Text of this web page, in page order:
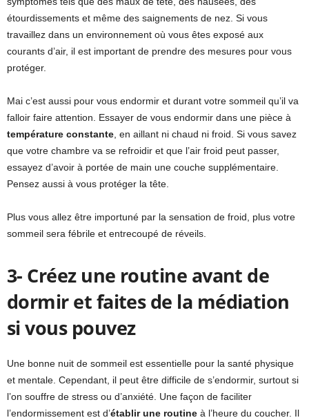
étourdissements et même des saignements de nez. Si vous
travaillez dans un environnement où vous êtes exposé aux
courants d’air, il est important de prendre des mesures pour vous
protéger.
Mai c’est aussi pour vous endormir et durant votre sommeil qu’il va
falloir faire attention. Essayer de vous endormir dans une pièce à
température constante, en aillant ni chaud ni froid. Si vous savez
que votre chambre va se refroidir et que l’air froid peut passer,
essayez d’avoir à portée de main une couche supplémentaire.
Pensez aussi à vous protéger la tête.
Plus vous allez être importuné par la sensation de froid, plus votre
sommeil sera fébrile et entrecoupé de réveils.
3- Créez une routine avant de
dormir et faites de la médiation
si vous pouvez
Une bonne nuit de sommeil est essentielle pour la santé physique
et mentale. Cependant, il peut être difficile de s’endormir, surtout si
l’on souffre de stress ou d’anxiété. Une façon de faciliter
l’endormissement est d’établir une routine à l’heure du coucher. Il